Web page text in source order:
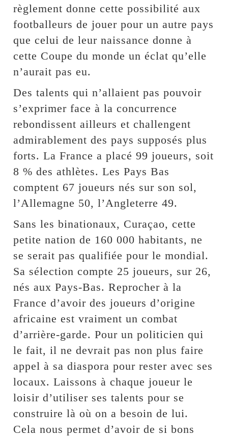
règlement donne cette possibilité aux
footballeurs de jouer pour un autre pays
que celui de leur naissance donne à
cette Coupe du monde un éclat qu’elle
n’aurait pas eu.
Des talents qui n’allaient pas pouvoir
s’exprimer face à la concurrence
rebondissent ailleurs et challengent
admirablement des pays supposés plus
forts. La France a placé 99 joueurs, soit
8 % des athlètes. Les Pays Bas
comptent 67 joueurs nés sur son sol,
l’Allemagne 50, l’Angleterre 49.
Sans les binationaux, Curaçao, cette
petite nation de 160 000 habitants, ne
se serait pas qualifiée pour le mondial.
Sa sélection compte 25 joueurs, sur 26,
nés aux Pays-Bas. Reprocher à la
France d’avoir des joueurs d’origine
africaine est vraiment un combat
d’arrière-garde. Pour un politicien qui
le fait, il ne devrait pas non plus faire
appel à sa diaspora pour rester avec ses
locaux. Laissons à chaque joueur le
loisir d’utiliser ses talents pour se
construire là où on a besoin de lui.
Cela nous permet d’avoir de si bons